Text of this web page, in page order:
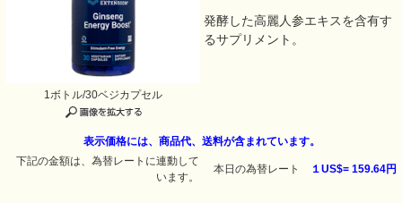
発酵した高麗人参エキスを含有す
るサプリメント。
1ボトル/30ベジカプセル
表示価格には、商品代、送料が含まれています。
下記の金額は、為替レートに連動して
います。
本日の為替レート １US$= 159.64円